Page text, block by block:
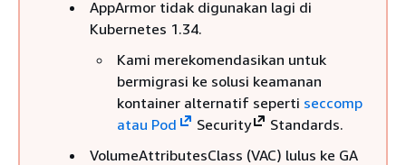
AppArmor tidak digunakan lagi di
Kubernetes 1.34.
Kami merekomendasikan untuk
bermigrasi ke solusi keamanan
kontainer alternatif seperti seccomp
atau Pod Security
Standards.
VolumeAttributesClass (VAC) lulus ke GA